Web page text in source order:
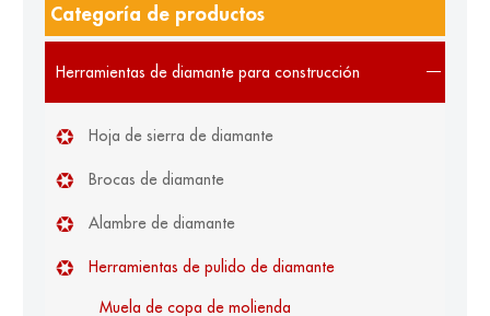
Categoría de productos
Herramientas de diamante para construcción
Hoja de sierra de diamante
Brocas de diamante
Alambre de diamante
Herramientas de pulido de diamante
Muela de copa de molienda